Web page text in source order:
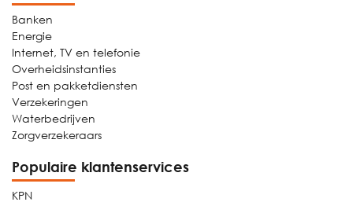
Banken
Energie
Internet, TV en telefonie
Overheidsinstanties
Post en pakketdiensten
Verzekeringen
Waterbedrijven
Zorgverzekeraars
Populaire klantenservices
KPN